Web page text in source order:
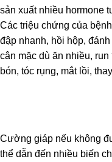
sản xuất nhiều hormone
Các triệu chứng của
đập nhanh, hồi hộp,
cân mặc dù ăn nhiều,
bón, tóc rụng, mắt lồi,
Cường giáp nếu không
thể dẫn đến nhiều biến